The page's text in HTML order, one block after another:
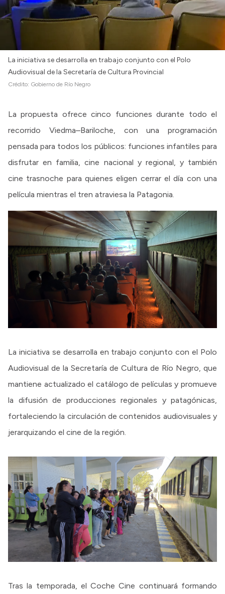
La iniciativa se desarrolla en trabajo conjunto con el Polo
Audiovisual de la Secretaría de Cultura Provincial
Crédito: Gobierno de Río Negro
La propuesta ofrece cinco funciones durante todo el
recorrido Viedma–Bariloche, con una programación
pensada para todos los públicos: funciones infantiles para
disfrutar en familia, cine nacional y regional, y también
cine trasnoche para quienes eligen cerrar el día con una
película mientras el tren atraviesa la Patagonia.
La iniciativa se desarrolla en trabajo conjunto con el Polo
Audiovisual de la Secretaría de Cultura de Río Negro, que
mantiene actualizado el catálogo de películas y promueve
la difusión de producciones regionales y patagónicas,
fortaleciendo la circulación de contenidos audiovisuales y
jerarquizando el cine de la región.
Tras la temporada, el Coche Cine continuará formando